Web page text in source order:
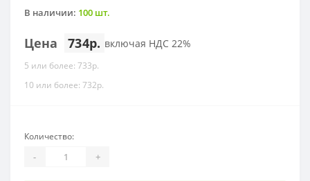
В наличии: 100 шт.
Цена 734р. включая НДС 22%
5 или более: 733р.
10 или более: 732р.
Количество:
- +